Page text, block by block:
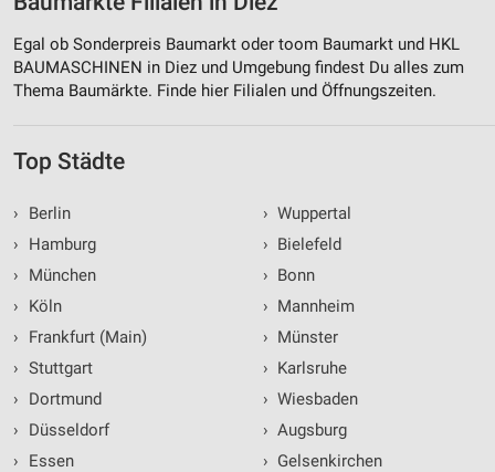
Egal ob Sonderpreis Baumarkt oder toom Baumarkt und HKL
BAUMASCHINEN in Diez und Umgebung findest Du alles zum
Thema Baumärkte. Finde hier Filialen und Öffnungszeiten.
Top Städte
›
Berlin
›
Hamburg
›
München
›
Köln
›
Frankfurt (Main)
› Stuttgart
›
Dortmund
›
Düsseldorf
›
Essen
› Wuppertal
› Bielefeld
› Bonn
› Mannheim
› Münster
› Karlsruhe
› Wiesbaden
› Augsburg
› Gelsenkirchen